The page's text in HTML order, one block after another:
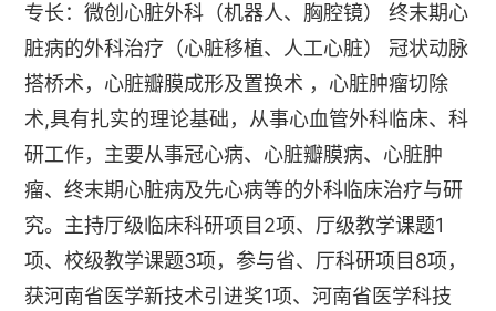
专长：微创心脏外科（机器人、胸腔镜） 终末期心
脏病的外科治疗（心脏移植、人工心脏） 冠状动脉
搭桥术，心脏瓣膜成形及置换术 ，心脏肿瘤切除
术,具有扎实的理论基础，从事心血管外科临床、科
研工作，主要从事冠心病、心脏瓣膜病、心脏肿
瘤、终末期心脏病及先心病等的外科临床治疗与研
究。主持厅级临床科研项目2项、厅级教学课题1
项、校级教学课题3项，参与省、厅科研项目8项，
获河南省医学新技术引进奖1项、河南省医学科技